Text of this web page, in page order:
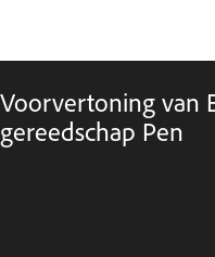
Voorvertoning van
gereedschap Pen